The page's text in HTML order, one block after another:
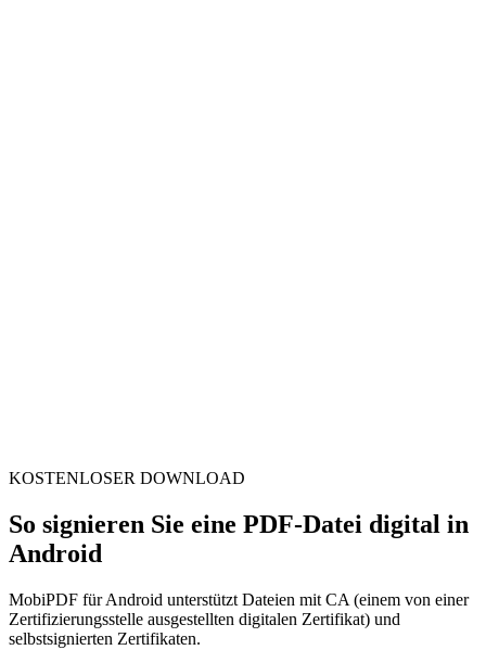
KOSTENLOSER DOWNLOAD
So signieren Sie eine PDF-Datei digital in
Android
MobiPDF für Android unterstützt Dateien mit CA (einem von einer
Zertifizierungsstelle ausgestellten digitalen Zertifikat) und
selbstsignierten Zertifikaten.